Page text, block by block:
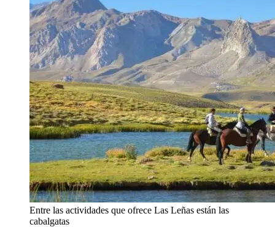
Entre las actividades que ofrece Las Leñas están las
cabalgatas